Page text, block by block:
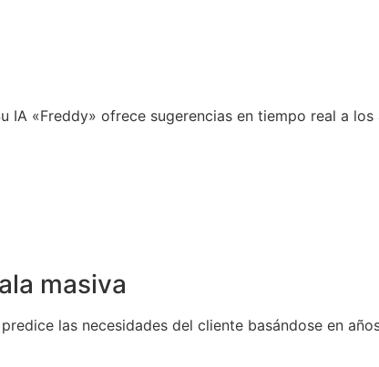
«Freddy» ofrece sugerencias en tiempo real a
masiva
las necesidades del cliente basándose en